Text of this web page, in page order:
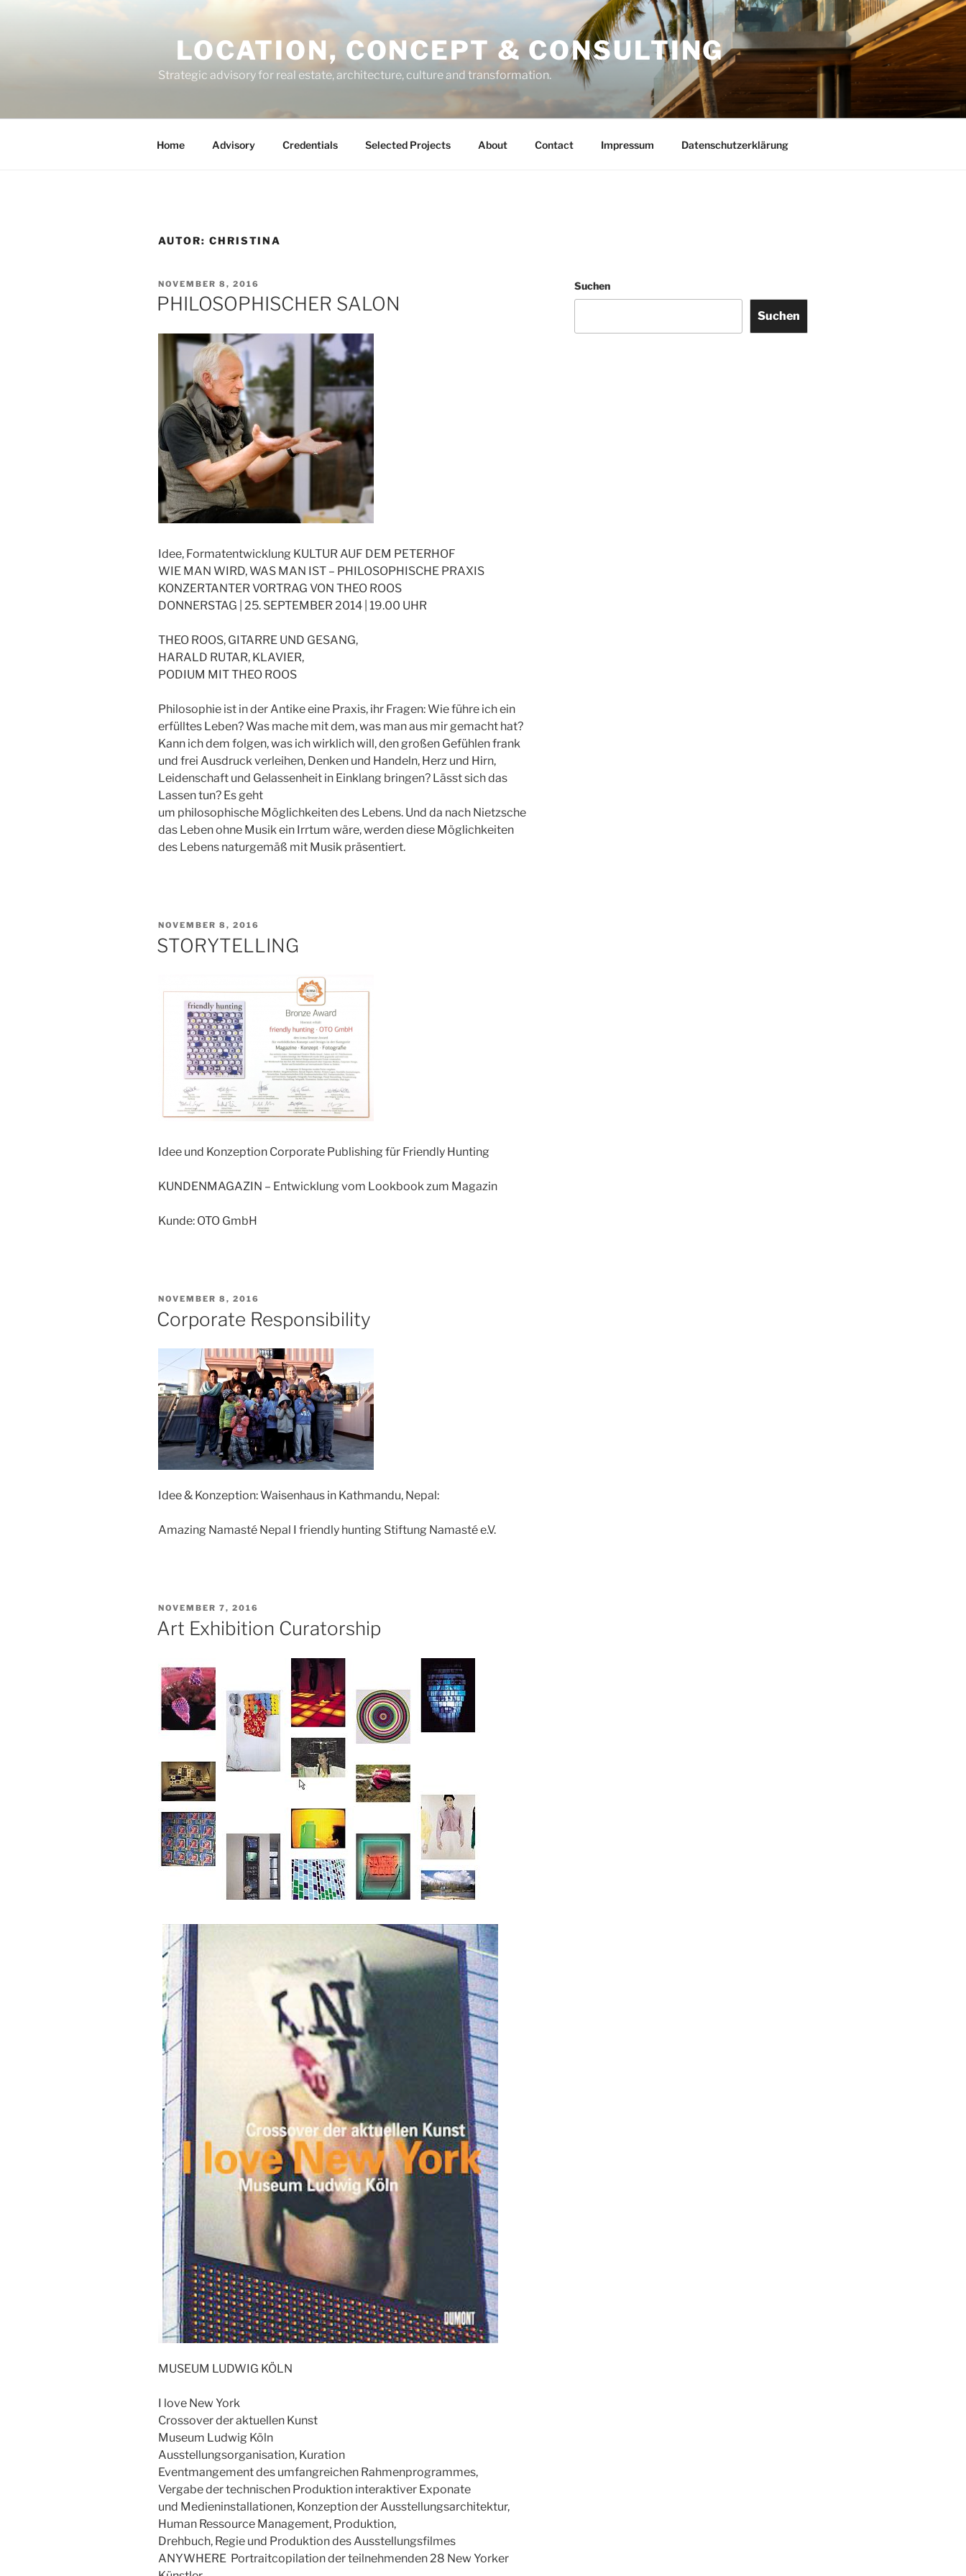
LOCATION, CONCEPT & CONSULTING
Strategic advisory for real estate, architecture, culture and transformation.
Home Advisory Credentials Selected Projects About Contact Impressum Datenschutzerklärung
AUTOR: CHRISTINA
VERÖFFENTLICHT
AM
NOVEMBER 8, 2016
PHILOSOPHISCHER SALON
Idee, Formatentwicklung KULTUR AUF DEM PETERHOF
WIE MAN WIRD, WAS MAN IST – PHILOSOPHISCHE PRAXIS
KONZERTANTER VORTRAG VON THEO ROOS
DONNERSTAG | 25. SEPTEMBER 2014 | 19.00 UHR
THEO ROOS, GITARRE UND GESANG,
HARALD RUTAR, KLAVIER,
PODIUM MIT THEO ROOS
Philosophie ist in der Antike eine Praxis, ihr Fragen: Wie führe ich ein
erfülltes Leben? Was mache mit dem, was man aus mir gemacht hat?
Kann ich dem folgen, was ich wirklich will, den großen Gefühlen frank
und frei Ausdruck verleihen, Denken und Handeln, Herz und Hirn,
Leidenschaft und Gelassenheit in Einklang bringen? Lässt sich das
Lassen tun? Es geht
um philosophische Möglichkeiten des Lebens. Und da nach Nietzsche
das Leben ohne Musik ein Irrtum wäre, werden diese Möglichkeiten
des Lebens naturgemäß mit Musik präsentiert.
VERÖFFENTLICHT
NOVEMBER 8, 2016
STORYTELLING
Idee und Konzeption Corporate Publishing für Friendly Hunting
KUNDENMAGAZIN – Entwicklung vom Lookbook zum Magazin
Kunde: OTO GmbH
VERÖFFENTLICHT
AM
NOVEMBER 8, 2016
Corporate Responsibility
Idee & Konzeption: Waisenhaus in Kathmandu, Nepal:
Amazing Namasté Nepal I friendly hunting Stiftung Namasté e.V.
VERÖFFENTLICHT
AM
NOVEMBER 7, 2016
Art Exhibition Curatorship
MUSEUM LUDWIG KÖLN
I love New York
Crossover der aktuellen Kunst
Museum Ludwig Köln
Ausstellungsorganisation, Kuration
Eventmangement des umfangreichen Rahmenprogrammes,
Vergabe der technischen Produktion interaktiver Exponate
und Medieninstallationen, Konzeption der Ausstellungsarchitektur,
Human Ressource Management, Produktion,
Drehbuch, Regie und Produktion des Ausstellungsfilmes
ANYWHERE Portraitcopilation der teilnehmenden 28 New Yorker
Suchen
Suchen